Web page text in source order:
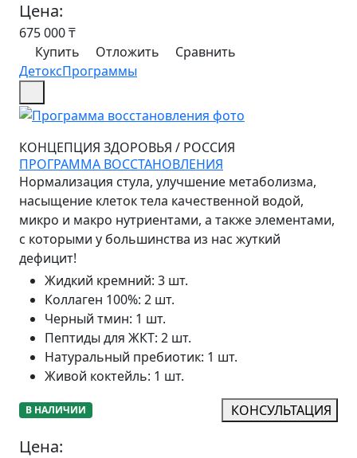
Цена:
675 000₸
Купить
Отложить
Сравнить
ДетоксПрограммы
КОНЦЕПЦИЯ ЗДОРОВЬЯ / РОССИЯ
ПРОГРАММА ВОССТАНОВЛЕНИЯ
Нормализация стула, улучшение метаболизма,
насыщение клеток тела качественной водой,
микро и макро нутриентами, а также элементами,
с которыми у большинства из нас жуткий
дефицит!
Жидкий кремний: 3 шт.
Коллаген 100%: 2 шт.
Черный тмин: 1 шт.
Пептиды для ЖКТ: 2 шт.
Натуральный пребиотик: 1 шт.
Живой коктейль: 1 шт.
В НАЛИЧИИ КОНСУЛЬТАЦИЯ
Цена: